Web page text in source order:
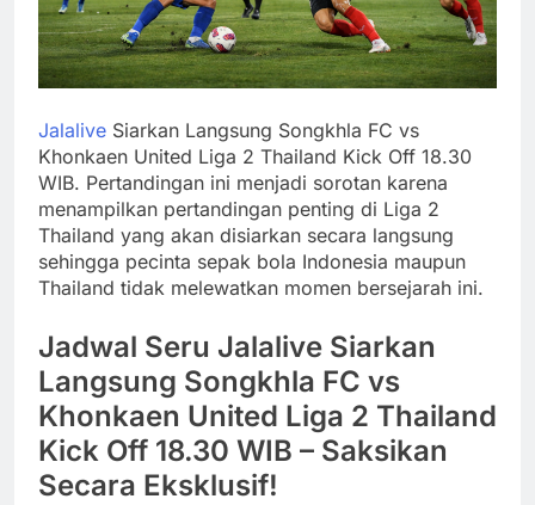
Jalalive Siarkan Langsung Songkhla FC vs
Khonkaen United Liga 2 Thailand Kick Off 18.30
WIB. Pertandingan ini menjadi sorotan karena
menampilkan pertandingan penting di Liga 2
Thailand yang akan disiarkan secara langsung
sehingga pecinta sepak bola Indonesia maupun
Thailand tidak melewatkan momen bersejarah ini.
Jadwal Seru Jalalive Siarkan
Langsung Songkhla FC vs
Khonkaen United Liga 2 Thailand
Kick Off 18.30 WIB – Saksikan
Secara Eksklusif!